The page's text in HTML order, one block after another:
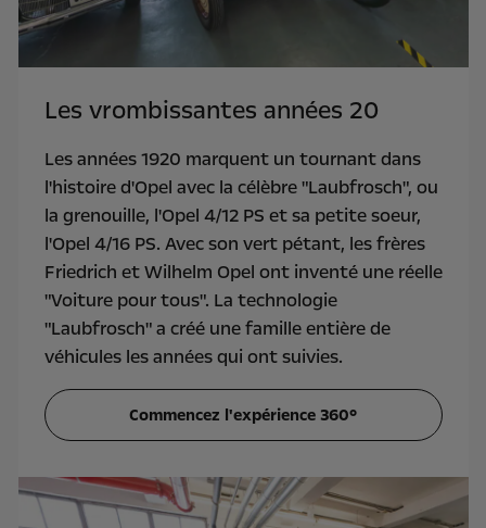
Les vrombissantes années 20
Les années 1920 marquent un tournant dans
l'histoire d'Opel avec la célèbre "Laubfrosch", ou
la grenouille, l'Opel 4/12 PS et sa petite soeur,
l'Opel 4/16 PS. Avec son vert pétant, les frères
Friedrich et Wilhelm Opel ont inventé une réelle
"Voiture pour tous". La technologie
"Laubfrosch" a créé une famille entière de
véhicules les années qui ont suivies.
Commencez l'expérience 360°